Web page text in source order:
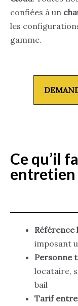
confiées à un
les
gamme.
Ce qu’il
entretien
Référence
imposant
Personne
locataire,
bail
Tarif